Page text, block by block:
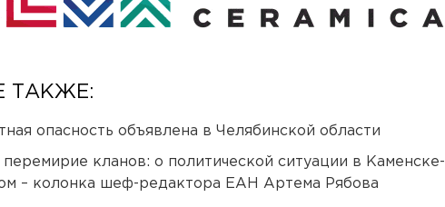
ТАКЖЕ:
опасность объявлена в Челябинской области
перемирие кланов: о политической ситуации в Каменске-
– колонка шеф-редактора ЕАН Артема Рябова